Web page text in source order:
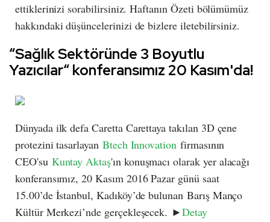
ettiklerinizi sorabilirsiniz. Haftanın Özeti bölümümüz
hakkındaki düşüncelerinizi de bizlere iletebilirsiniz.
“Sağlık Sektöründe 3 Boyutlu
Yazıcılar“ konferansımız 20 Kasım'da!
Dünyada ilk defa Caretta Carettaya takılan 3D çene
protezini tasarlayan Btech Innovation firmasının
CEO'su Kuntay Aktaş​'ın ​konuşmacı olarak yer alacağı
konferansımız, ​20 Kasım 2016 Pazar günü saat
15.00’de İstanbul, Kadıköy’de bulunan Barış Manço
Kültür Merkezi’nde gerçekleşecek. ►Detay